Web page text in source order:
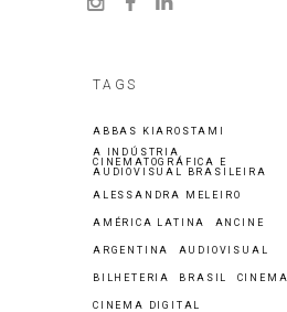
TAGS
ABBAS KIAROSTAMI
A INDÚSTRIA
CINEMATOGRÁFICA E
AUDIOVISUAL BRASILEIRA
ALESSANDRA MELEIRO
AMÉRICA LATINA ANCINE
ARGENTINA AUDIOVISUAL
BILHETERIA BRASIL CINEMA
CINEMA DIGITAL